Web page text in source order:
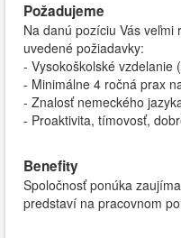
Požadujeme
Na danú pozíciu Vás
uvedené požiadavky:
- Vysokoškolské vzdelanie
- Minimálne 4 ročná prax
- Znalosť nemeckého
- Proaktivita, tímovosť,
Benefity
Spoločnosť ponúka
predstaví na pracovnom